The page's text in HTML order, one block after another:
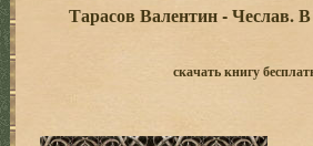
Тарасов Валентин - Чеслав.
скачать книгу